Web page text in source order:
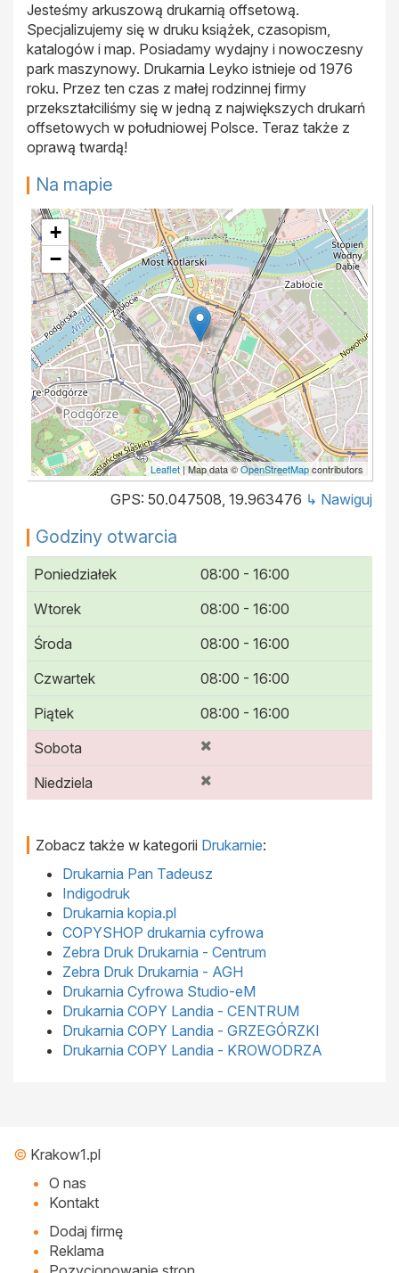
Jesteśmy arkuszową drukarnią offsetową.
Specjalizujemy się w druku książek, czasopism,
katalogów i map. Posiadamy wydajny i nowoczesny
park maszynowy. Drukarnia Leyko istnieje od 1976
roku. Przez ten czas z małej rodzinnej firmy
przekształciliśmy się w jedną z największych drukarń
offsetowych w południowej Polsce. Teraz także z
oprawą twardą!
Na mapie
+
−
Leaflet| Map data ©OpenStreetMapcontributors
GPS: 50.047508, 19.963476 ↳ Nawiguj
Godziny otwarcia
Poniedziałek
08:00 - 16:00
Wtorek
08:00 - 16:00
Środa
08:00 - 16:00
Czwartek
08:00 - 16:00
Piątek
08:00 - 16:00
Sobota
Niedziela
Zobacz także w kategorii Drukarnie:
Drukarnia Pan Tadeusz
Indigodruk
Drukarnia kopia.pl
COPYSHOP drukarnia cyfrowa
Zebra Druk Drukarnia - Centrum
Zebra Druk Drukarnia - AGH
Drukarnia Cyfrowa Studio-eM
Drukarnia COPY Landia - CENTRUM
Drukarnia COPY Landia - GRZEGÓRZKI
Drukarnia COPY Landia - KROWODRZA
© Krakow1.pl
O nas
Kontakt
Dodaj firmę
Reklama